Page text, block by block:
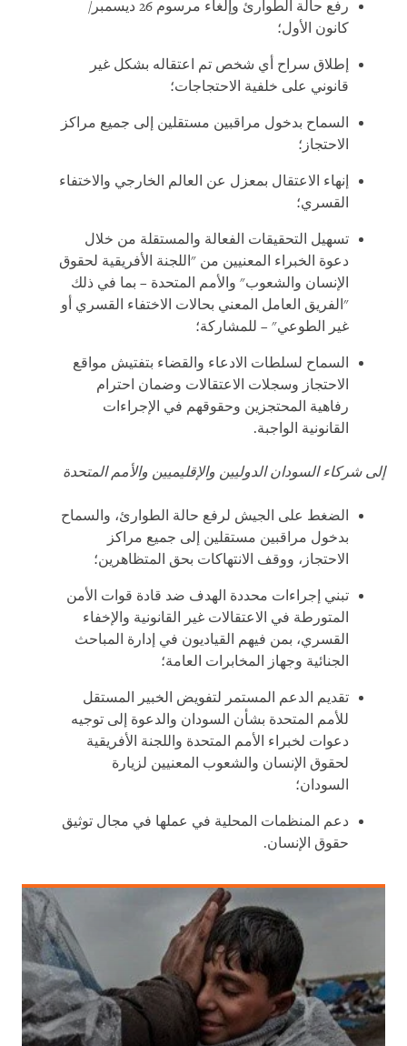
رفع حالة الطوارئ وإلغاء مرسوم 26 ديسمبر/
كانون الأول؛
إطلاق سراح أي شخص تم اعتقاله بشكل غير
قانوني على خلفية الاحتجاجات؛
السماح بدخول مراقبين مستقلين إلى جميع مراكز
الاحتجاز؛
إنهاء الاعتقال بمعزل عن العالم الخارجي والاختفاء
القسري؛
تسهيل التحقيقات الفعالة والمستقلة من خلال
دعوة الخبراء المعنيين من "اللجنة الأفريقية لحقوق
الإنسان والشعوب" والأمم المتحدة – بما في ذلك
"الفريق العامل المعني بحالات الاختفاء القسري أو
غير الطوعي" – للمشاركة؛
السماح لسلطات الادعاء والقضاء بتفتيش مواقع
الاحتجاز وسجلات الاعتقالات وضمان احترام
رفاهية المحتجزين وحقوقهم في الإجراءات
القانونية الواجبة.
إلى شركاء السودان الدوليين والإقليميين والأمم المتحدة
الضغط على الجيش لرفع حالة الطوارئ، والسماح
بدخول مراقبين مستقلين إلى جميع مراكز
الاحتجاز، ووقف الانتهاكات بحق المتظاهرين؛
تبني إجراءات محددة الهدف ضد قادة قوات الأمن
المتورطة في الاعتقالات غير القانونية والإخفاء
القسري، بمن فيهم القياديون في إدارة المباحث
الجنائية وجهاز المخابرات العامة؛
تقديم الدعم المستمر لتفويض الخبير المستقل
للأمم المتحدة بشأن السودان والدعوة إلى توجيه
دعوات لخبراء الأمم المتحدة واللجنة الأفريقية
لحقوق الإنسان والشعوب المعنيين لزيارة
السودان؛
دعم المنظمات المحلية في عملها في مجال توثيق
حقوق الإنسان.